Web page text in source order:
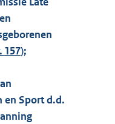
157);
en Sport d.d.